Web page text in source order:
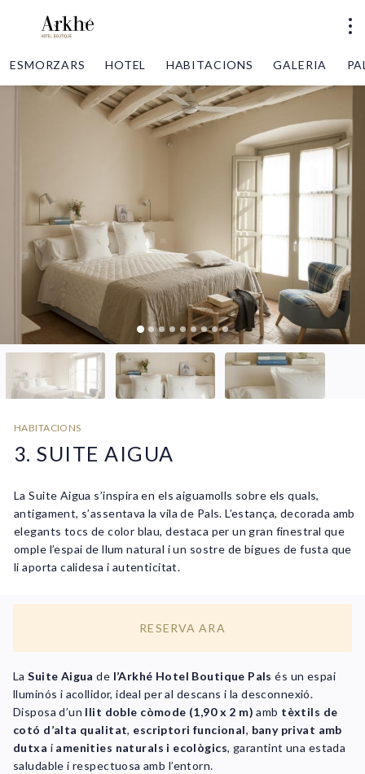
HOTEL HABITACIONS
ESMORZARS GALERIA
HABITACIONS
3. SUITE AIGUA
La Suite Aigua s’inspira en els aiguamolls sobre els quals,
antigament, s’assentava la vila de Pals. L’estança, decorada amb
elegants tocs de color blau, destaca per un gran finestral que
omple l’espai de llum natural i un sostre de bigues de fusta que
li aporta calidesa i autenticitat.
RESERVA ARA
LaSuite Aigua de l’Arkhé Hotel Boutique Pals és un espai
lluminós i acollidor, ideal per al descans i la desconnexió.
Disposa d’un llit doble còmode (1,90 x 2 m) amb tèxtils de
cotó d’alta qualitat, escriptori funcional, bany privat amb
dutxa i amenities naturals i ecològics, garantint una estada
saludable i respectuosa amb l’entorn.